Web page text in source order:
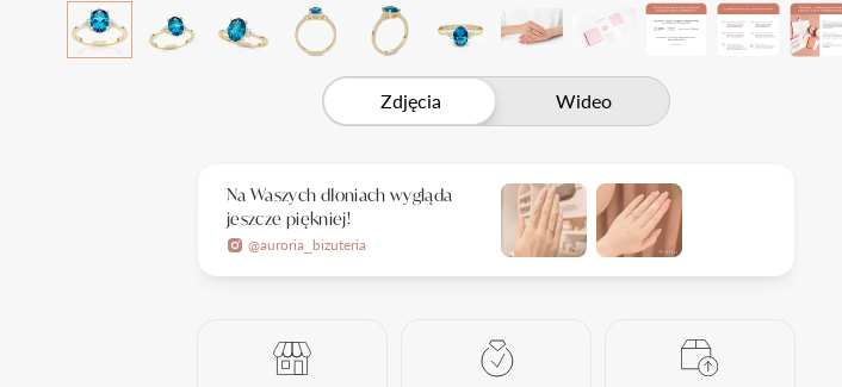
Zdjęcia Wideo
Na Waszych dłoniach wygląda
jeszcze piękniej!
@auroria_bizuteria